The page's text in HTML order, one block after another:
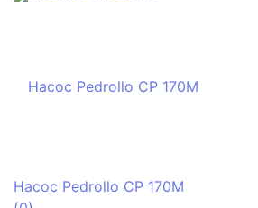
Насос Pedrollo CP 170M